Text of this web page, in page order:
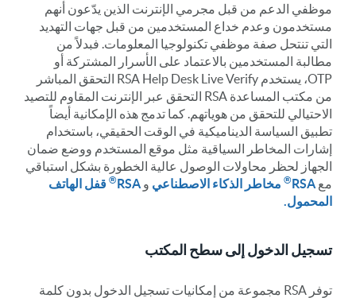
موظفي الدعم من قبل مجرمي الإنترنت الذين يدّعون أنهم
مستخدمون وعدم خداع المستخدمين من قبل جهات التهديد
التي تنتحل صفة موظفي تكنولوجيا المعلومات. فبدلاً من
مطالبة المستخدمين بالاعتماد على الأسرار المشتركة أو
OTP، يستخدم RSA Help Desk Live Verify التحقق المباشر
من مكتب المساعدة RSA التحقق عبر الإنترنت المقاوم للتصيد
الاحتيالي للتحقق من هوياتهم. كما تدمج هذه الإمكانية أيضاً
تطبيق السياسة الديناميكية في الوقت الحقيقي، باستخدام
إشارات المخاطر السياقية مثل موقع المستخدم ووضع ضمان
الجهاز لحظر محاولات الوصول عالية الخطورة بشكل استباقي
مع RSA
® مخاطر الذكاء الاصطناعي و RSA
® قفل الهاتف
المحمول.
تسجيل الدخول إلى سطح المكتب
توفر RSA مجموعة من إمكانيات تسجيل الدخول بدون كلمة